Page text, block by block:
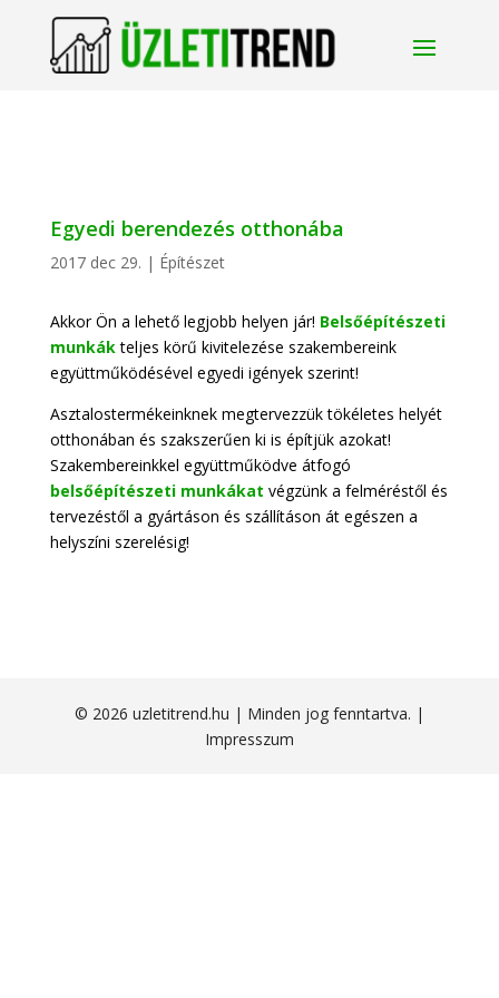
Egyedi berendezés otthonába
2017 dec 29. | Építészet
Akkor Ön a lehető legjobb helyen jár! Belsőépítészeti
munkákteljes körű kivitelezése szakembereink
együttműködésével egyedi igények szerint!
Asztalostermékeinknek megtervezzük tökéletes helyét
otthonában és szakszerűen ki is építjük azokat!
Szakembereinkkel együttműködve átfogó
belsőépítészeti munkákat végzünk a felméréstől és
tervezéstől a gyártáson és szállításon át egészen a
helyszíni szerelésig!
© 2026 uzletitrend.hu | Minden jog fenntartva. |
Impresszum